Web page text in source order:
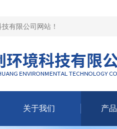
有限公司网站 ！
关于我们 产